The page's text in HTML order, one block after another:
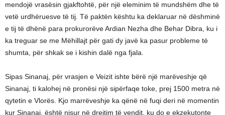
mendojë vrasësin gjakftohtë, për një eleminim të mundshëm dhe të
vetë urdhëruesve të tij. Të paktën kështu ka deklaruar në dëshminë
e tij të dhënë para prokurorëve Ardian Nezha dhe Behar Dibra, ku i
ka treguar se me Mëhillajt për gati dy javë ka pasur probleme të
shumta, për shkak se i kishin dalë nga fjala.
Sipas Sinanaj, për vrasjen e Veizit ishte bërë një marëveshje që
Sinanaj, ti kalohej në pronësi një sipërfaqe toke, prej 1500 metra në
qytetin e Vlorës. Kjo marrëveshje ka qënë në fuqi deri në momentin
kur Sinanaj, është nisur në drejtim të vendit, ku do e ekzekutonte